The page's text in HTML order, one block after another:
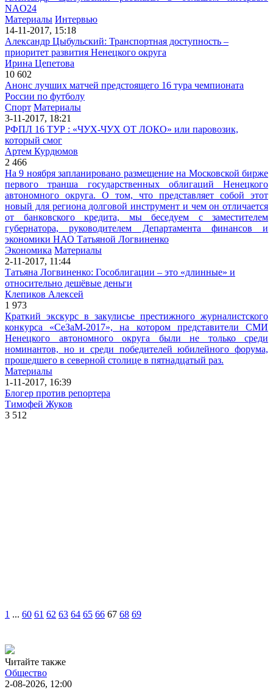
NAO24
Материалы Интервью
14-11-2017, 15:18
Александр Цыбульский: Транспортная доступность –
приоритет развития Ненецкого округа
Ирина Цепетова
10 602
Анонс лучших матчей предстоящего 16 тура чемпионата
России по футболу
Спорт Материалы
3-11-2017, 18:21
РФПЛ 16 ТУР : «ЧУХ-ЧУХ ОТ ЛОКО» или паровозик,
который смог
Артем Курдюмов
2 466
На 9 ноября запланировано размещение на Московской бирже
первого транша государственных облигаций Ненецкого
автономного округа. О том, что представляет собой этот
новый для региона долговой инструмент и чем он отличается
от банковского кредита, мы беседуем с заместителем
губернатора, руководителем Департамента финансов и
экономики НАО Татьяной Логвиненко
Экономика Материалы
2-11-2017, 11:44
Татьяна Логвиненко: Гособлигации – это «длинные» и
относительно дешёвые деньги
Клепиков Алексей
1 973
Краткий экскурс в закулисье престижного журналистского
конкурса «СеЗаМ-2017», на котором представители СМИ
Ненецкого автономного округа были не только среди
номинантов, но и среди победителей юбилейного форума,
прошедшего в северной столице в пятнадцатый раз.
Материалы
1-11-2017, 16:39
Блогер против репортера
Тимофей Жуков
3 512
1 ... 60 61 62 63 64 65 66 67 68 69
Читайте также
Общество
2-08-2026, 12:00